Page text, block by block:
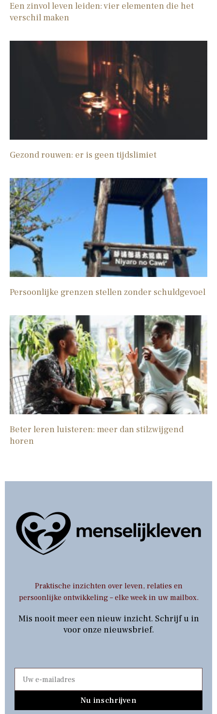
Een zinvol leven leiden: vier elementen die het
verschil maken
Gezond rouwen: er is geen tijdslimiet
Persoonlijke grenzen stellen zonder schuldgevoel
Beter leren luisteren: meer dan stilzwijgend
horen
Praktische inzichten over leven, relaties en
persoonlijke ontwikkeling – elke week in uw mailbox.
Mis nooit meer een nieuw inzicht. Schrijf u in
voor onze nieuwsbrief.
Nu inschrijven